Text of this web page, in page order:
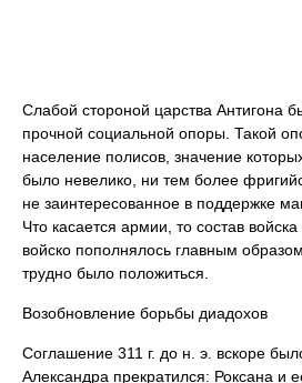
Слабой стороной царства Антигона
прочной социальной опоры. Такой
население полисов, значение
было невелико, ни тем более
не заинтересованное в поддержке
Что касается армии, то состав
войско пополнялось главным
трудно было положиться.
Возобновление борьбы диадохов
Соглашение 311 г. до н. э. вскоре
Александра прекратился: Роксана